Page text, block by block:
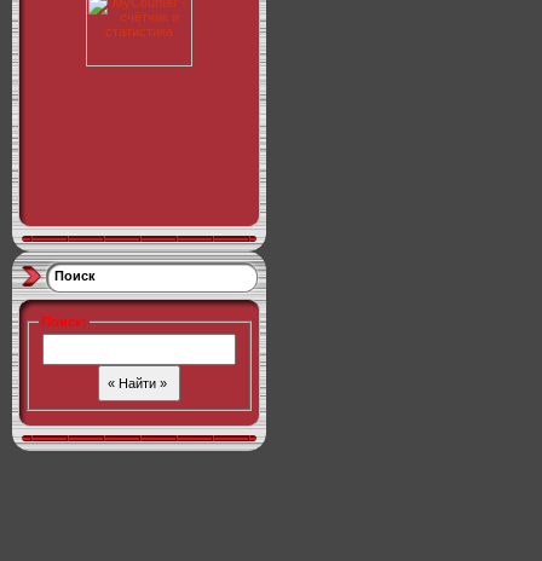
Поиск
Поиск: